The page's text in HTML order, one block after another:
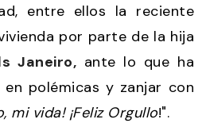
entre ellos la reciente
por parte de la hija
Janeiro, ante lo que ha
polémicas y zanjar con
mi vida! ¡Feliz Orgullo!".